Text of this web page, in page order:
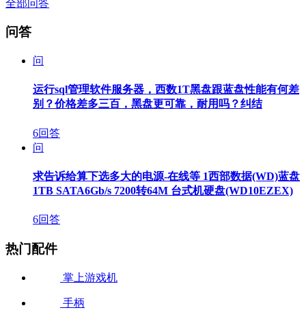
全部问答
问答
问
运行sql管理软件服务器，西数1T黑盘跟蓝盘性能有何差
别？价格差多三百，黑盘更可靠，耐用吗？纠结
6回答
问
求告诉给算下选多大的电源-在线等 1西部数据(WD)蓝盘
1TB SATA6Gb/s 7200转64M 台式机硬盘(WD10EZEX)
6回答
热门配件
掌上游戏机
手柄